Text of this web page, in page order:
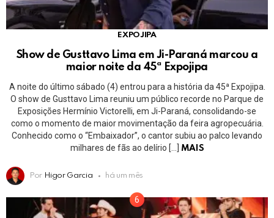
EXPOJIPA
Show de Gusttavo Lima em Ji-Paraná marcou a
maior noite da 45ª Expojipa
A noite do último sábado (4) entrou para a história da 45ª Expojipa.
O show de Gusttavo Lima reuniu um público recorde no Parque de
Exposições Hermínio Victorelli, em Ji-Paraná, consolidando-se
como o momento de maior movimentação da feira agropecuária.
Conhecido como o “Embaixador”, o cantor subiu ao palco levando
milhares de fãs ao delírio […]
MAIS
Por Higor Garcia há um mês